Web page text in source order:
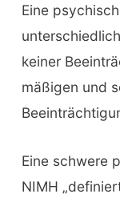
Eine
keiner
mäßigen und
Eine schwere
NIMH